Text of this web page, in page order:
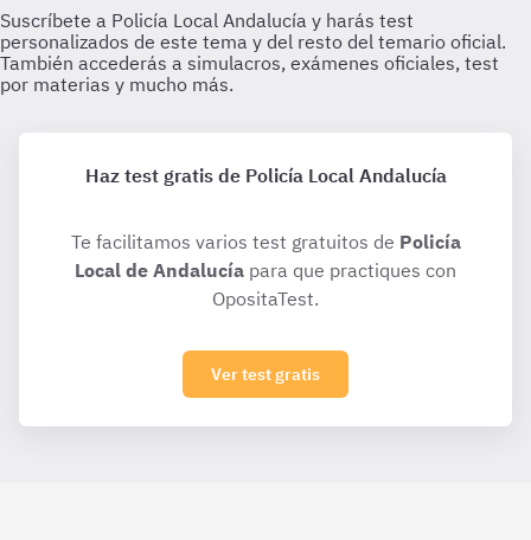
Haz test gratis de Policía Local Andalucía
Te facilitamos varios test gratuitos de Policía
Local de Andalucía para que practiques con
OpositaTest.
Ver test gratis